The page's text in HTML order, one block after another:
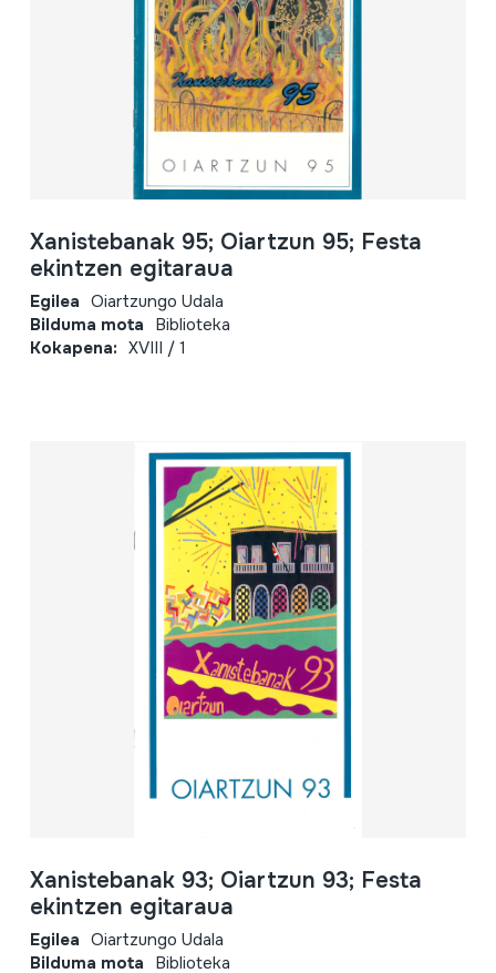
Xanistebanak 95; Oiartzun 95; Festa
ekintzen egitaraua
Egilea Oiartzungo Udala
Bilduma mota Biblioteka
Kokapena: XVIII / 1
Xanistebanak 93; Oiartzun 93; Festa
ekintzen egitaraua
Egilea Oiartzungo Udala
Bilduma mota Biblioteka